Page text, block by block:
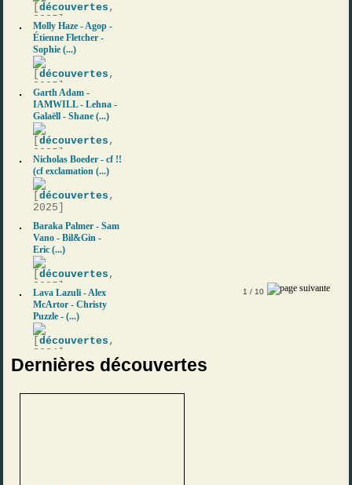
[découvertes ,
2025]
Molly Haze - Agop -
Étienne Fletcher -
Sophie (...)
[découvertes ,
2025]
Garth Adam -
IAMWILL - Lehna -
Galaëll - Shane (...)
[découvertes ,
2025]
Nicholas Boeder - cf !!
(cf exclamation (...)
[découvertes ,
2025]
Baraka Palmer - Sam
Vano - Bil&Gin -
Eric (...)
[découvertes ,
2025]
Lava Lazuli - Alex
McArtor - Christy
Puzzle - (...)
[découvertes ,
2024]
1 / 10
Dernières découvertes